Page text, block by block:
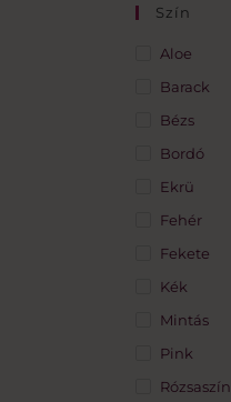
Szín
Aloe
Barack
Bézs
Bordó
Ekrü
Fehér
Fekete
Kék
Mintás
Pink
Rózsaszín